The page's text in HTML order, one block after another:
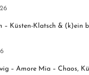
– Küsten-Klatsch & (k)ein
– Amore Mia – Chaos,